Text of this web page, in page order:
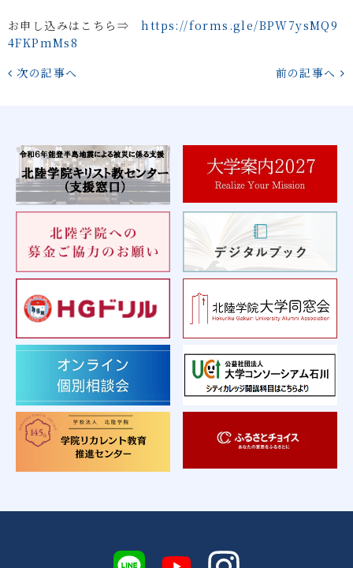
お申し込みはこちら⇒https://forms.gle/BPW7ysMQ9
4FKPmMs8
次の記事へ
前の記事へ